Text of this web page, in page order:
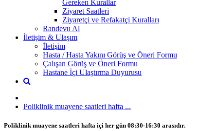
Gereken Kurallar
Ziyaret Saatleri
Ziyaretçi ve Refakatçi Kuralları
Randevu Al
İletişim & Ulaşım
İletişim
Hasta / Hasta Yakını Görüş ve Öneri Formu
Çalışan Görüş ve Öneri Formu
Hastane İçi Ulaştırma Duyurusu
Poliklinik muayene saatleri hafta ...
Poliklinik muayene saatleri hafta içi her gün 08:30-16:30 arasıdır.